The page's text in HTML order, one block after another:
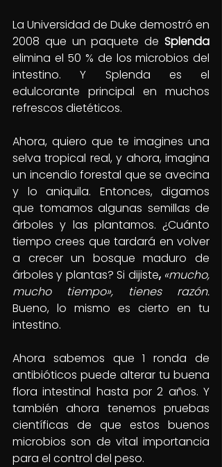
La Universidad de Duke demostró en
2008 que un paquete de
elimina el 50 % de los microbios del
intestino. Y Splenda es el
edulcorante principal en muchos
refrescos dietéticos.
Ahora, quiero que te imagines una
selva tropical real, y ahora, imagina
un incendio forestal que se avecina
y lo aniquila. Entonces, digamos
que tomamos algunas semillas de
árboles y las plantamos. ¿Cuánto
tiempo crees que tardará en volver
a crecer un bosque maduro de
árboles y plantas? Si dijiste, «mucho,
Bueno, lo mismo es cierto en tu
intestino.
Ahora sabemos que 1 ronda de
antibióticos puede alterar tu buena
flora intestinal hasta por 2 años. Y
también ahora tenemos pruebas
científicas de que estos buenos
microbios son de vital importancia
para el control del peso.